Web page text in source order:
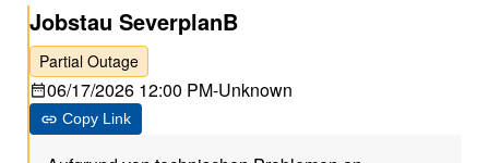
Jobstau SeverplanB
Partial Outage
06/17/2026 12:00 PM-Unknown
Copy Link